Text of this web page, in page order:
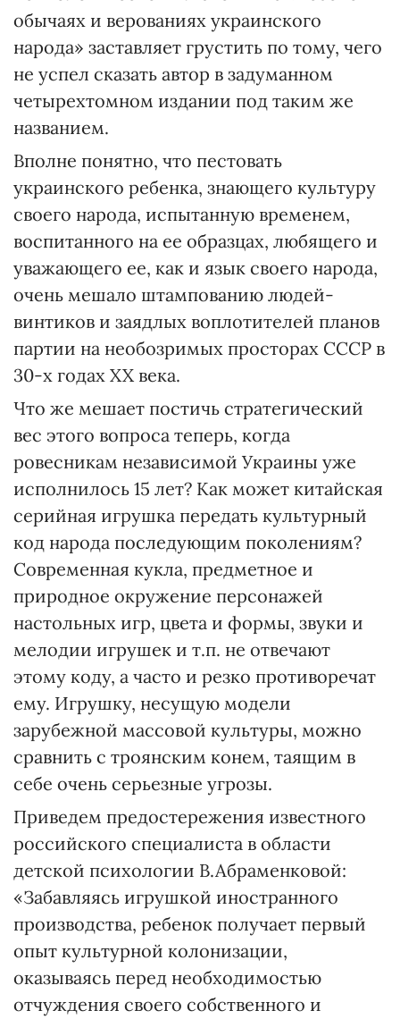
обычаях и верованиях украинского
народа» заставляет грустить по тому, чего
не успел сказать автор в задуманном
четырехтомном издании под таким же
названием.
Вполне понятно, что пестовать
украинского ребенка, знающего культуру
своего народа, испытанную временем,
воспитанного на ее образцах, любящего и
уважающего ее, как и язык своего народа,
очень мешало штампованию людей-
винтиков и заядлых воплотителей планов
партии на необозримых просторах СССР в
30-х годах XX века.
Что же мешает постичь стратегический
вес этого вопроса теперь, когда
ровесникам независимой Украины уже
исполнилось 15 лет? Как может китайская
серийная игрушка передать культурный
код народа последующим поколениям?
Современная кукла, предметное и
природное окружение персонажей
настольных игр, цвета и формы, звуки и
мелодии игрушек и т.п. не отвечают
этому коду, а часто и резко противоречат
ему. Игрушку, несущую модели
зарубежной массовой культуры, можно
сравнить с троянским конем, таящим в
себе очень серьезные угрозы.
Приведем предостережения известного
российского специалиста в области
детской психологии В.Абраменковой:
«Забавляясь игрушкой иностранного
производства, ребенок получает первый
опыт культурной колонизации,
оказываясь перед необходимостью
отчуждения своего собственного и